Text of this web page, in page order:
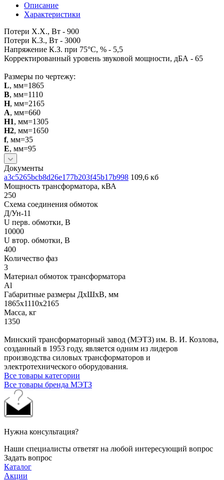
Описание
Характеристики
Потери Х.Х., Вт - 900
Потери К.З., Вт - 3000
Напряжение К.З. при 75°С, % - 5,5
Корректированный уровень звуковой мощности, дБА - 65
Размеры по чертежу:
L, мм=1865
B, мм=1110
H, мм=2165
A, мм=660
H1, мм=1305
H2, мм=1650
f, мм=35
E, мм=95
Документы
a3c5265bcb8d26e177b203f45b17b998 109,6 кб
Мощность трансформатора, кВА
250
Схема соединения обмоток
Д/Ун-11
U перв. обмотки, В
10000
U втор. обмотки, В
400
Количество фаз
3
Материал обмоток трансформатора
Al
Габаритные размеры ДхШхВ, мм
1865х1110х2165
Масса, кг
1350
Минский трансформаторный завод (МЭТЗ) им. В. И. Козлова,
созданный в 1953 году, является одним из лидеров
производства силовых трансформаторов и
электротехнического оборудования.
Все товары категории
Все товары бренда МЭТЗ
Нужна консультация?
Наши специалисты ответят на любой интересующий вопрос
Задать вопрос
Каталог
Акции